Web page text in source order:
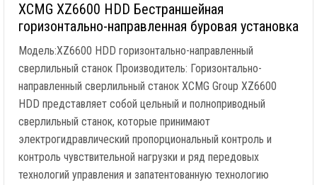
XCMG XZ6600 HDD Бестраншейная
горизонтально-направленная буровая установка
Модель:XZ6600 HDD горизонтально-направленный
сверлильный станок Производитель: Горизонтально-
направленный сверлильный станок XCMG Group XZ6600
HDD представляет собой цельный и полноприводный
сверлильный станок, которые принимают
электрогидравлический пропорциональный контроль и
контроль чувствительной нагрузки и ряд передовых
технологий управления и запатентованную технологию